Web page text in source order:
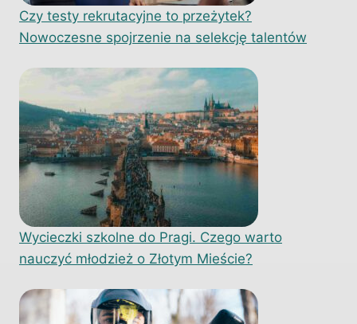
Czy testy rekrutacyjne to przeżytek?
Nowoczesne spojrzenie na selekcję talentów
Wycieczki szkolne do Pragi. Czego warto
nauczyć młodzież o Złotym Mieście?